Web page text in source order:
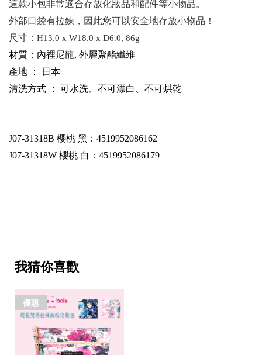
這款小包非常適合存放化妝品和配件等小物品。
外部口袋有拉鍊，因此您可以安全地存放小物品！
尺寸： H13.0 x W18.0 x D6.0, 86g
材質：內裡尼龍, 外層聚酯纖維
產地 ： 日本
清洗方式 ： 可水洗、不可漂白、不可烘乾
J07-31318B 櫻桃 黑：4519952086162
J07-31318W 櫻桃 白：4519952086179
我猜你喜歡
優惠